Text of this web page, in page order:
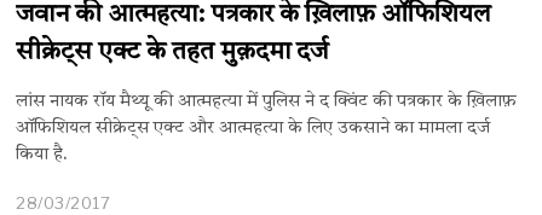
जवान की आत्महत्या: पत्रकार के ख़िलाफ़ ऑफिशियल ​
सीक्रेट्स एक्ट के तहत मुक़दमा दर्ज
लांस नायक रॉय मैथ्‍यू की आत्महत्या में पुलिस ने द क्विंट की पत्रकार के ख़िलाफ़
ऑफिशियल सीक्रेट्स एक्‍ट और आत्महत्या के लिए उकसाने का मामला दर्ज
किया है.
28/03/2017